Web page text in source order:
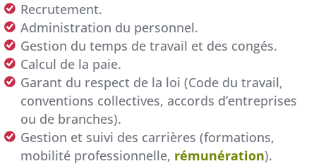
Recrutement.
Administration du personnel.
Gestion du temps de travail et des congés.
Calcul de la paie.
Garant du respect de la loi (Code du travail,
conventions collectives, accords d’entreprises
ou de branches).
Gestion et suivi des carrières (formations,
mobilité professionnelle, rémunération).